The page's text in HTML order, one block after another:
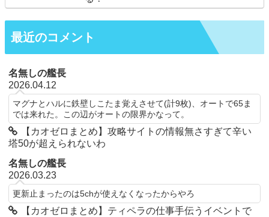
最近のコメント
名無しの艦長
2026.04.12
マグナとハルに鉄壁しこたま覚えさせて(計9枚)、オートで65ま
では来れた。この辺がオートの限界かなって。
【カオゼロまとめ】攻略サイトの情報無さすぎて辛い
塔50が超えられないわ
名無しの艦長
2026.03.23
更新止まったのは5chが使えなくなったからやろ
【カオゼロまとめ】ティペラの仕事手伝うイベントで